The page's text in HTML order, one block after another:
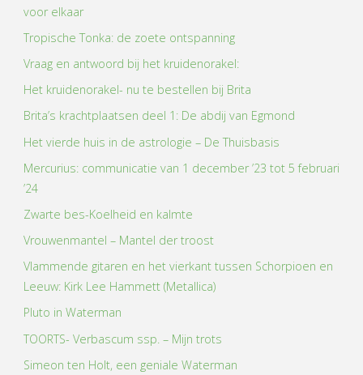
voor elkaar
Tropische Tonka: de zoete ontspanning
Vraag en antwoord bij het kruidenorakel:
Het kruidenorakel- nu te bestellen bij Brita
Brita’s krachtplaatsen deel 1: De abdij van Egmond
Het vierde huis in de astrologie – De Thuisbasis
Mercurius: communicatie van 1 december ’23 tot 5 februari
’24
Zwarte bes-Koelheid en kalmte
Vrouwenmantel – Mantel der troost
Vlammende gitaren en het vierkant tussen Schorpioen en
Leeuw: Kirk Lee Hammett (Metallica)
Pluto in Waterman
TOORTS- Verbascum ssp. – Mijn trots
Simeon ten Holt, een geniale Waterman